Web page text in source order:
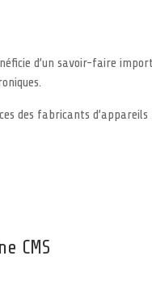
d’un savoir-faire
des fabricants d’appareils
CMS